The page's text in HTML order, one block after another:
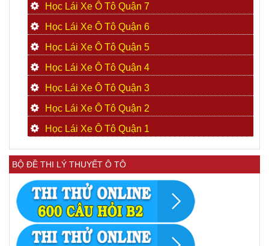
Học Lái Xe Ô Tô Quận 7
Học Lái Xe Ô Tô Quận 6
Học Lái Xe Ô Tô Quận 5
Học Lái Xe Ô Tô Quận 4
Học Lái Xe Ô Tô Quận 3
Học Lái Xe Ô Tô Quận 2
Học Lái Xe Ô Tô Quận 1
BỘ ĐỀ THI LÝ THUYẾT Ô TÔ